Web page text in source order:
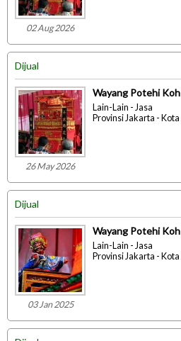
02 Aug 2026
Dijual
26 May 2026
Wayang Potehi Koh
Lain-Lain - Jasa
Provinsi Jakarta -
Dijual
03 Jan 2025
Wayang Potehi Koh
Lain-Lain - Jasa
Provinsi Jakarta -